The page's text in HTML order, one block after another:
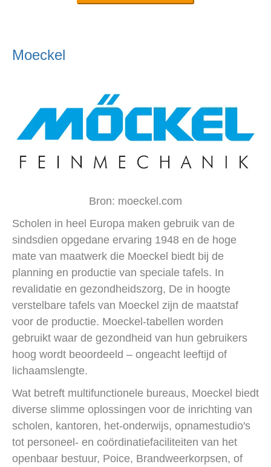
Moeckel
Bron: moeckel.com
Scholen in heel Europa maken gebruik van de
sindsdien opgedane ervaring 1948 en de hoge
mate van maatwerk die Moeckel biedt bij de
planning en productie van speciale tafels. In
revalidatie en gezondheidszorg, De in hoogte
verstelbare tafels van Moeckel zijn de maatstaf
voor de productie. Moeckel-tabellen worden
gebruikt waar de gezondheid van hun gebruikers
hoog wordt beoordeeld – ongeacht leeftijd of
lichaamslengte.
Wat betreft multifunctionele bureaus, Moeckel biedt
diverse slimme oplossingen voor de inrichting van
scholen, kantoren, het-onderwijs, opnamestudio's
tot personeel- en coördinatiefaciliteiten van het
openbaar bestuur, Poice, Brandweerkorpsen, of